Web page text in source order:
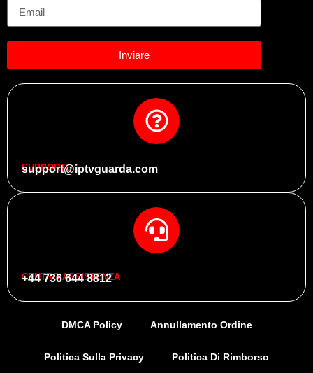
Inviare
SUPPORTO
support@iptvguarda.com
CENTRO ASSISTENZA
+44 736 644 8812
DMCA Policy Annullamento Ordine
Politica Sulla Privacy Politica Di Rimborso